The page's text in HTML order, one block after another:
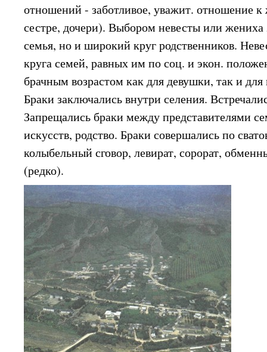
отношений - заботливое, уважит. отношение
сестре, дочери). Выбором невесты или жениха
семья, но и широкий круг родственников.
круга семей, равных им по соц. и экон.
брачным возрастом как для девушки, так и
Браки заключались внутри селения.
Запрещались браки между представителями
искусств, родство. Браки совершались по
колыбельный сговор, левират, сорорат,
(редко).